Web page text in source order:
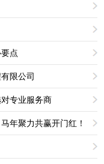
点
限公司
专业服务商
年聚力共赢开门红！